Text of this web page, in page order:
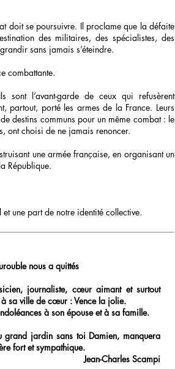
doit se poursuivre. Il proclame que la défaite
des militaires, des spécialistes, des
sans jamais s’éteindre.
combattante.
sont l’avant-garde de ceux qui refusèrent
partout, porté les armes de la France. Leurs
destins communs pour un même combat : le
ont choisi de ne jamais renoncer.
une armée française, en organisant un
République.
une part de notre identité collective.
nous a quittés
journaliste, cœur aimant et surtout
à sa ville de cœur : Vence la jolie.
à son épouse et à sa famille.
grand jardin sans toi Damien, manquera
fort et sympathique.
Jean-Charles Scampi